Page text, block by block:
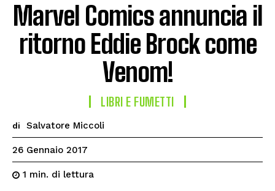
Marvel Comics annuncia il
ritorno Eddie Brock come
Venom!
LIBRI E FUMETTI
di Salvatore Miccoli
26 Gennaio 2017
1 min. di lettura